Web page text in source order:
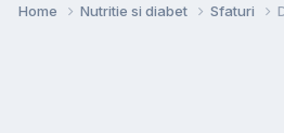
Home Nutritie si diabet Sfaturi